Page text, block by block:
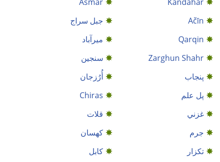
Ačīn
جبل سراج
Qarqin
میرآباد
Zarghun Shahr
سنجين
پنجاب
أُرُزجان
پل علم
Chiras
غزني
قلات
جرم
کهسان
تکزار
کابل